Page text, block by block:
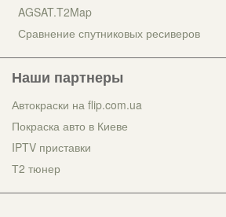
AGSAT.T2Map
Сравнение спутниковых ресиверов
Наши партнеры
Автокраски на flip.com.ua
Покраска авто в Киеве
IPTV приставки
Т2 тюнер